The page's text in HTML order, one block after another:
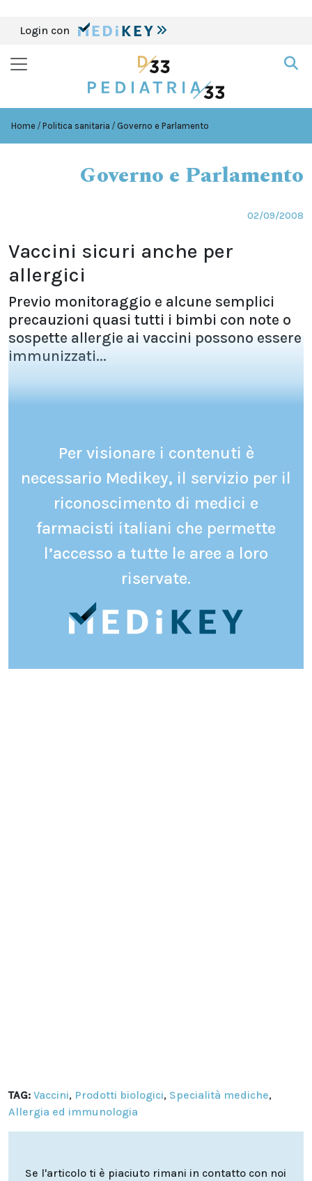
Login con
Home Politica sanitaria Governo e Parlamento
Governo e Parlamento
02/09/2008
Vaccini sicuri anche per
allergici
Previo monitoraggio e alcune semplici
precauzioni quasi tutti i bimbi con note o
sospette allergie ai vaccini possono essere
immunizzati...
Per visionare i contenuti è
necessario Medikey, il servizio per il
riconoscimento di medici e
farmacisti italiani che permette
l’accesso a tutte le aree a loro
riservate.
TAG: Vaccini, Prodotti biologici, Specialità mediche,
Allergia ed immunologia
Se l'articolo ti è piaciuto rimani in contatto con noi